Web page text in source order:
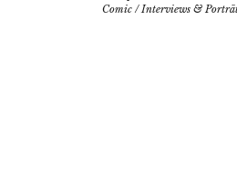
Comic /Interviews &